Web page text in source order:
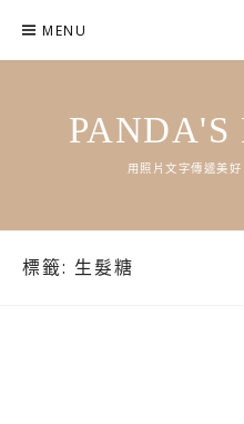
content
MENU
PANDA'S
用照片文字傳遞美
標籤: 生髮糖